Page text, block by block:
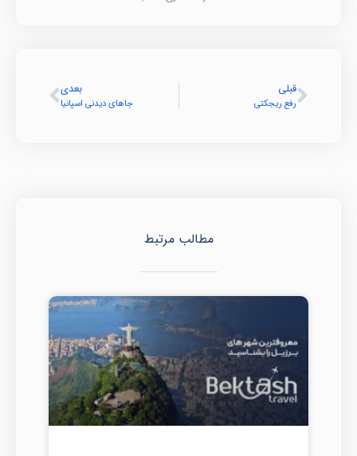
قبلی
رفع ریجکتی
بعدی
جاهای دیدنی اسپانیا
مطالب مرتبط